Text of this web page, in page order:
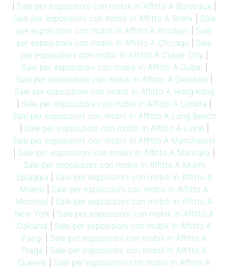
Sale per esposizioni con mobili In Affitto A Bordeaux
Sale per esposizioni con mobili In Affitto A Bronx
Sale
per esposizioni con mobili In Affitto A Brooklyn
Sale
per esposizioni con mobili In Affitto A Chicago| Sale
per esposizioni con mobili In Affitto A Culver City|
Sale per esposizioni con mobili In Affitto A Dubai
Sale per esposizioni con mobili In Affitto A Glendale
Sale per esposizioni con mobili In Affitto A Hong Kong
Sale per esposizioni con mobili In Affitto A Londra
Sale per esposizioni con mobili In Affitto A Long Beach
Sale per esposizioni con mobili In Affitto A Lione
Sale per esposizioni con mobili In Affitto A Manchester
Sale per esposizioni con mobili In Affitto A Marsiglia
Sale per esposizioni con mobili In Affitto A Miami
Spiaggia
Sale per esposizioni con mobili In Affitto A
Milano
Sale per esposizioni con mobili In Affitto A
Montreal
Sale per esposizioni con mobili In Affitto A
New York
Sale per esposizioni con mobili In Affitto A
Oakland
Sale per esposizioni con mobili In Affitto A
Parigi
Sale per esposizioni con mobili In Affitto A
Praga
Sale per esposizioni con mobili In Affitto A
Queens
Sale per esposizioni con mobili In Affitto A